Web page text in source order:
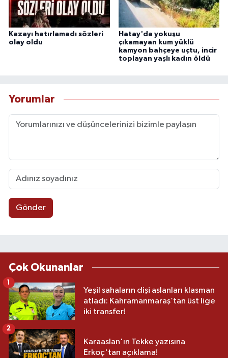
Kazayı hatırlamadı sözleri
olay oldu
Hatay'da yokuşu
çıkamayan kum yüklü
kamyon bahçeye uçtu, incir
toplayan yaşlı kadın öldü
Yorumlar
Gönder
Çok Okunanlar
Yeşil sahaların dişi aslanları klasman
atladı: Kahramanmaraş’tan üst lige
iki transfer!
1
Karaaslan'ın Tekke yazısına
Erkoç'tan açıklama!
2